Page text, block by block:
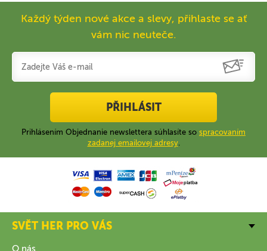
Každý týden nové akce a slevy, přihlaste se ať
vám nic neuteče.
PŘIHLÁSIT
Prihlásením Objednanie newslettera súhlasíte so spracovaním
zadanej emailovej adresy.
SVĚT HER PRO VÁS
O nás